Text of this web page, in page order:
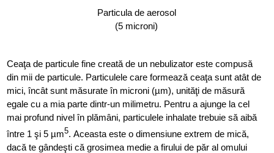
Particula de aerosol
(5 microni)
Ceaţa de particule fine creată de un nebulizator este compusă
din mii de particule. Particulele care formează ceaţa sunt atât de
mici, încât sunt măsurate în microni (µm), unităţi de măsură
egale cu a mia parte dintr-un milimetru. Pentru a ajunge la cel
mai profund nivel în plămâni, particulele inhalate trebuie să aibă
între 1 şi 5 µm5. Aceasta este o dimensiune extrem de mică,
dacă te gândeşti că grosimea medie a firului de păr al omului